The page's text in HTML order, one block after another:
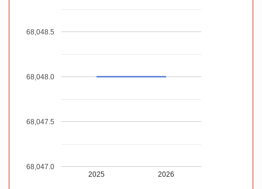
2025 2026
68,047.0
68,047.5
68,048.0
68,048.5